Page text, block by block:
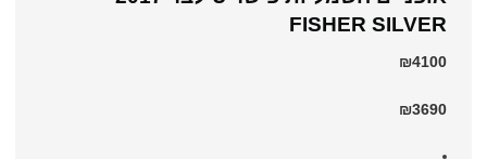
FISHER SILVER
₪4100
₪3690